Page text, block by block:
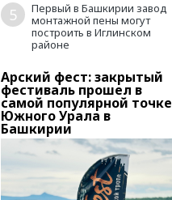
5
Первый в Башкирии завод
монтажной пены могут
построить в Иглинском
районе
Арский фест: закрытый
фестиваль прошел в
самой популярной точке
Южного Урала в
Башкирии